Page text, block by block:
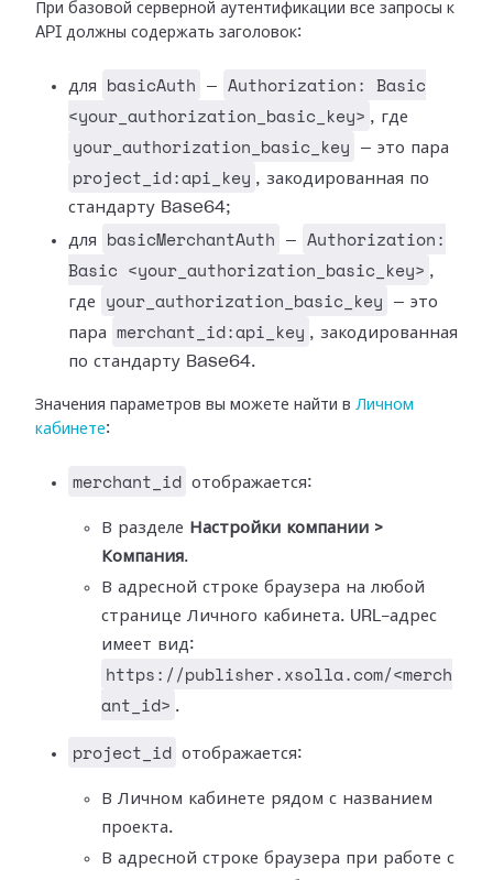
При базовой серверной аутентификации все запросы к
API должны содержать заголовок:
для basicAuth —
Authorization: Basic
<your_authorization_basic_key> , где
your_authorization_basic_key — это пара
project_id:api_key , закодированная по
стандарту Base64;
для
basicMerchantAuth —
Authorization:
Basic <your_authorization_basic_key> ,
где
your_authorization_basic_key
— это
пара
merchant_id:api_key , закодированная
по стандарту Base64.
Значения параметров вы можете найти в Личном
кабинете:
merchant_id отображается:
В разделе Настройки компании >
Компания.
В адресной строке браузера на любой
странице Личного кабинета. URL-адрес
имеет вид:
https://publisher.xsolla.com/<merch
ant_id> .
project_id отображается:
В Личном кабинете рядом с названием
проекта.
В адресной строке браузера при работе с